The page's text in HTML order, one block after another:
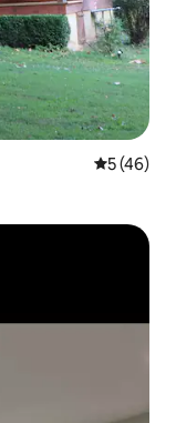
5 (46)